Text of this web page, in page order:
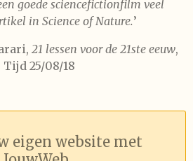
goede sciencefictionfilm veel
in Science of Nature.’
21 lessen voor de 21ste eeuw,
25/08/18
eigen website met